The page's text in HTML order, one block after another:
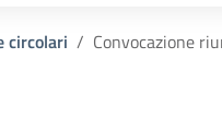
circolari Convocazione